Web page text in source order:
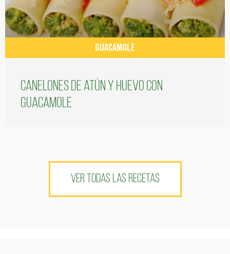
GUACAMOLE
Canelones de atún y huevo con
guacamole
VER TODAS LAS RECETAS